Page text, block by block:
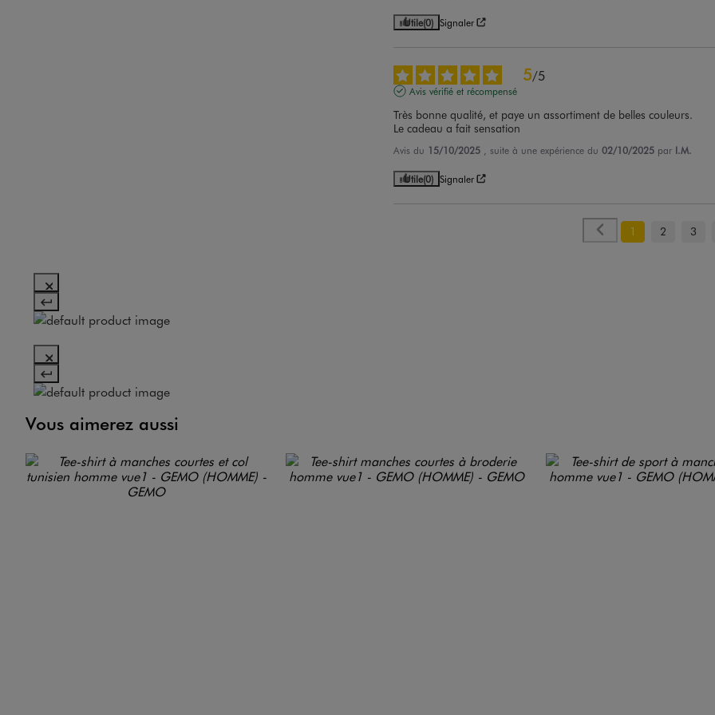
Utile(0) Signaler
5/5
Avis vérifié et récompensé
Très bonne qualité, et paye un assortiment de belles couleurs.
Le cadeau a fait sensation
Avis du 15/10/2025 , suite à une expérience du 02/10/2025 par I.M.
Utile(0) Signaler
1 2 3
Vous aimerez aussi